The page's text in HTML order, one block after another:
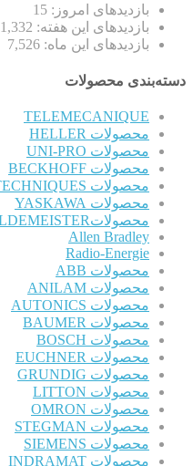
بازدیدهای امروز: 15
بازدیدهای این هفته: 1,332
بازدیدهای این ماه: 7,526
دسته‌بندی محصولات
TELEMECANIQUE
محصولات HELLER
محصولات UNI-PRO
محصولات BECKHOFF
محصولات CONTROL TECHNIQUES
محصولات YASKAWA
محصولاتGILDEMEISTER
Allen Bradley
Radio-Energie
محصولات ABB
محصولات ANILAM
محصولات AUTONICS
محصولات BAUMER
محصولات BOSCH
محصولات EUCHNER
محصولات GRUNDIG
محصولات LITTON
محصولات OMRON
محصولات STEGMAN
محصولات SIEMENS
محصولات INDRAMAT